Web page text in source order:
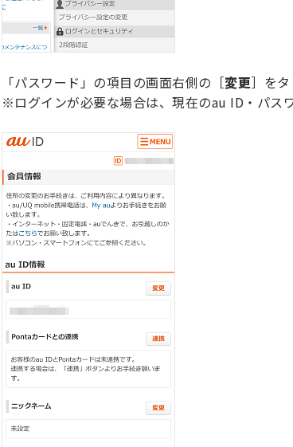
「パスワード」の項目の画面右側の［変更］をタ
※ログインが必要な場合は、現在のau ID・パス